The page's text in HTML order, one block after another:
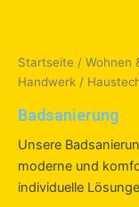
Startseite / Wohnen
Handwerk /
Badsanierung
Unsere
moderne und
individuelle